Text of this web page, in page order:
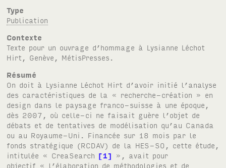
Type
Publication
Contexte
Texte pour un ouvrage d’hommage à Lysianne Léchot
Hirt, Genève, MétisPresses.
Résumé
On doit à Lysianne Léchot Hirt d’avoir initié l’analyse
des caractéristiques de la « recherche-création » en
design dans le paysage franco-suisse à une époque,
dès 2007, où celle-ci ne faisait guère l’objet de
débats et de tentatives de modélisation qu’au Canada
ou au Royaume-Uni. Financée sur 18 mois par le
fonds stratégique (RCDAV) de la HES-SO, cette étude,
intitulée « CreaSearch
1
», avait pour
objectif « l’élaboration de méthodologies et de